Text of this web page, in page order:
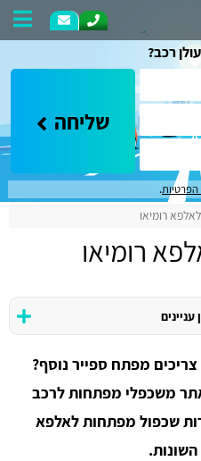
רכב?
שליחה
הפרטיות.
רומיאו
רומיאו
מפתח ספייר נוסף?
משכפלי מפתחות לרכב
שכפול מפתחות לאלפא